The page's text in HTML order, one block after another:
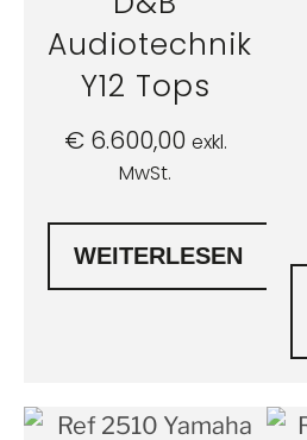
Audiotechnik
Y12 Tops
€6.600,00 exkl.
MwSt.
WEITERLESEN